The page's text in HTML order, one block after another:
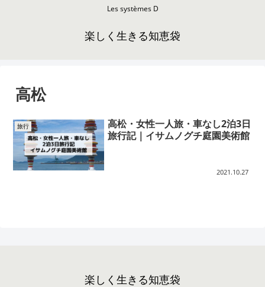
Les systèmes D
楽しく生きる知恵袋
高松
旅行
高松・女性一人旅・車なし2泊3日
旅行記｜イサムノグチ庭園美術館
2021.10.27
楽しく生きる知恵袋